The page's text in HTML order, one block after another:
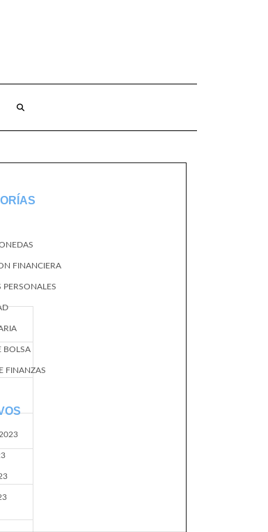
FINANCIERA
PERSONALES
BOLSA
FINANZAS